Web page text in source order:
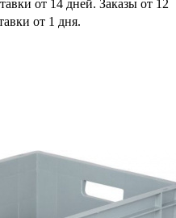
от 14 дней. Заказы от 12
от 1 дня.